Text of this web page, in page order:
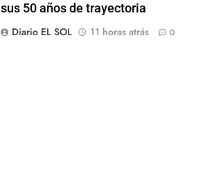
sus 50 años de trayectoria
Diario EL SOL
11 horas atrás 0